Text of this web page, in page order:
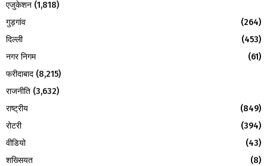
एजुकेशन (1,818)
गुड़गांव
(264)
दिल्ली
(453)
नगर निगम
(61)
फरीदाबाद (8,215)
राजनीति (3,632)
राष्ट्रीय
(849)
रोटरी
(394)
वीडियो
(43)
शख्सियत
(8)